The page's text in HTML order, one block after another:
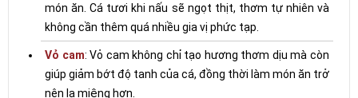
món ăn. Cá tươi khi nấu sẽ ngọt thịt, thơm tự nhiên và
không cần thêm quá nhiều gia vị phức tạp.
Vỏ cam: Vỏ cam không chỉ tạo hương thơm dịu mà còn
giúp giảm bớt độ tanh của cá, đồng thời làm món ăn trở
nên lạ miệng hơn.